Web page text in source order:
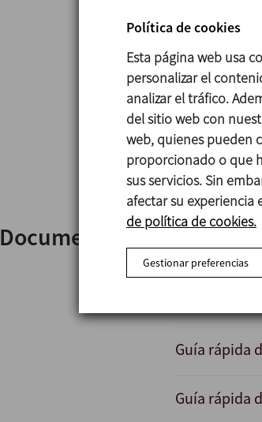
Tamaños
DIN EN 10357
(anterior DIN
ASTM A269/
(corresponde
Conexiones:
Documentos Ficha
Guía rápida
Guía rápida
Política de cookies
Esta página web usa
personalizar el
analizar el tráfico.
del sitio web con
web, quienes pueden
proporcionado o que
sus servicios. Sin
afectar su experiencia
de política de cookies.
Gestionar preferencias